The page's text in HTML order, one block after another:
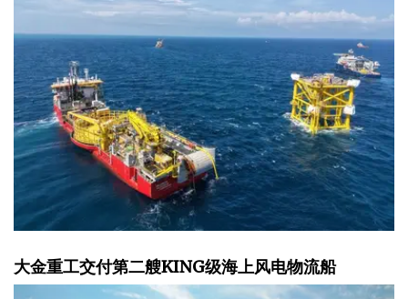
大金重工交付第二艘KING级海上风电物流船